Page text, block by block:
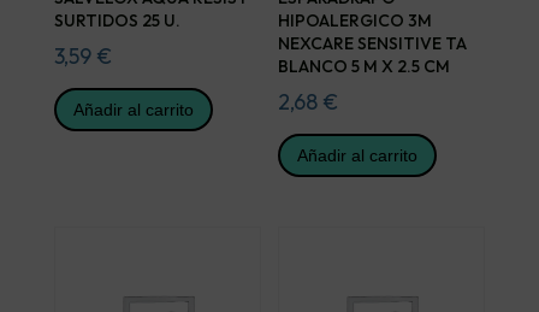
SURTIDOS 25 U.
3,59 €
Añadir al carrito
HIPOALERGICO 3M
NEXCARE SENSITIVE TA
BLANCO 5 M X 2.5 CM
2,68 €
Añadir al carrito